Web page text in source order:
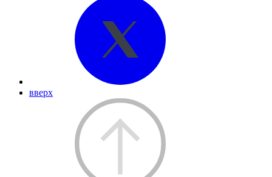
вверх